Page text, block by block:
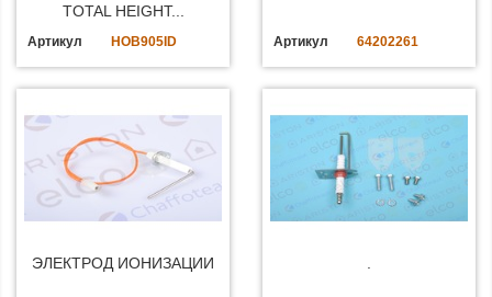
TOTAL HEIGHT...
Артикул HOB905ID Артикул 64202261
ЭЛЕКТРОД ИОНИЗАЦИИ